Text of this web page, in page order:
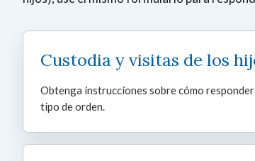
Custodia y visitas de los
Obtenga instrucciones sobre cómo
tipo de orden.